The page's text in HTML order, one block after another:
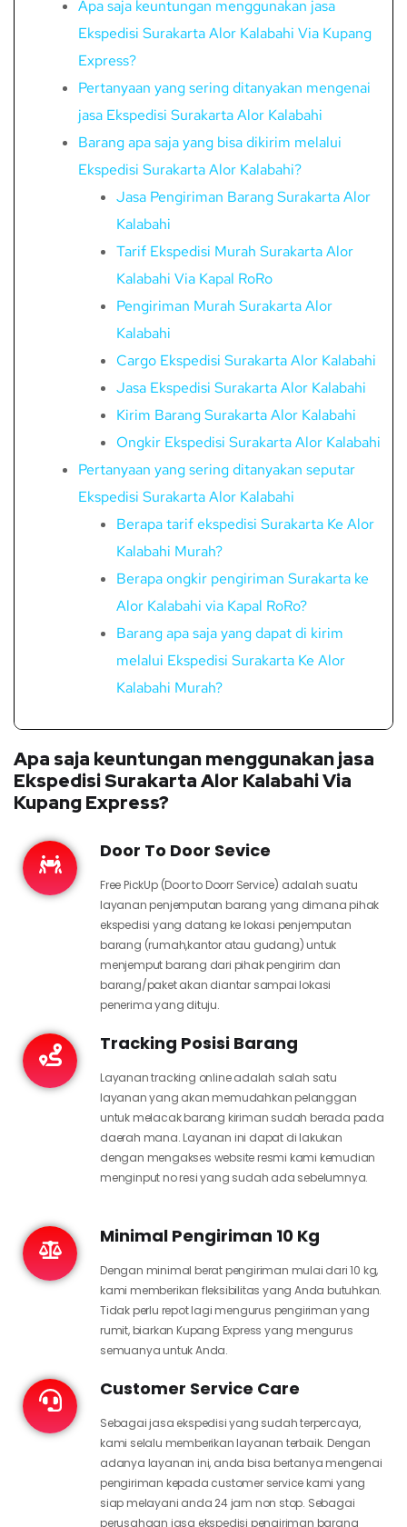
Apa saja keuntungan menggunakan jasa
Ekspedisi Surakarta Alor Kalabahi Via Kupang
Express?
Pertanyaan yang sering ditanyakan mengenai
jasa Ekspedisi Surakarta Alor Kalabahi
Barang apa saja yang bisa dikirim melalui
Ekspedisi Surakarta Alor Kalabahi?
Jasa Pengiriman Barang Surakarta Alor
Kalabahi
Tarif Ekspedisi Murah Surakarta Alor
Kalabahi Via Kapal RoRo
Pengiriman Murah Surakarta Alor
Kalabahi
Cargo Ekspedisi Surakarta Alor Kalabahi
Jasa Ekspedisi Surakarta Alor Kalabahi
Kirim Barang Surakarta Alor Kalabahi
Ongkir Ekspedisi Surakarta Alor Kalabahi
Pertanyaan yang sering ditanyakan seputar
Ekspedisi Surakarta Alor Kalabahi
Berapa tarif ekspedisi Surakarta Ke Alor
Kalabahi Murah?
Berapa ongkir pengiriman Surakarta ke
Alor Kalabahi via Kapal RoRo?
Barang apa saja yang dapat di kirim
melalui Ekspedisi Surakarta Ke Alor
Kalabahi Murah?
Apa saja keuntungan menggunakan jasa
Ekspedisi Surakarta Alor Kalabahi Via
Kupang Express?
Door To Door Sevice
Free PickUp (Door to Doorr Service) adalah suatu
layanan penjemputan barang yang dimana pihak
ekspedisi yang datang ke lokasi penjemputan
barang (rumah,kantor atau gudang) untuk
menjemput barang dari pihak pengirim dan
barang/paket akan diantar sampai lokasi
penerima yang dituju.
Tracking Posisi Barang
Layanan tracking online adalah salah satu
layanan yang akan memudahkan pelanggan
untuk melacak barang kiriman sudah berada pada
daerah mana. Layanan ini dapat di lakukan
dengan mengakses website resmi kami kemudian
menginput no resi yang sudah ada sebelumnya.
Minimal Pengiriman 10 Kg
Dengan minimal berat pengiriman mulai dari 10 kg,
kami memberikan fleksibilitas yang Anda butuhkan.
Tidak perlu repot lagi mengurus pengiriman yang
rumit, biarkan Kupang Express yang mengurus
semuanya untuk Anda.
Customer Service Care
Sebagai jasa ekspedisi yang sudah terpercaya,
kami selalu memberikan layanan terbaik. Dengan
adanya layanan ini, anda bisa bertanya mengenai
pengiriman kepada customer service kami yang
siap melayani anda 24 jam non stop. Sebagai
perusahaan jasa ekspedisi pengiriman barang